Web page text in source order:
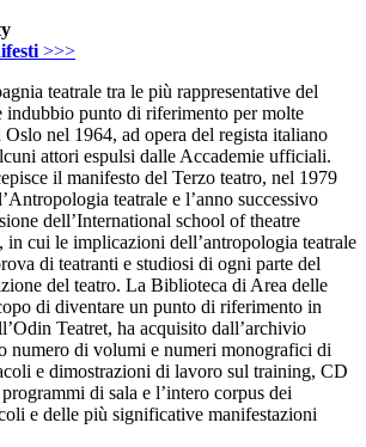
>>>
teatrale tra le più rappresentative del
indubbio punto di riferimento per molte
Oslo nel 1964, ad opera del regista italiano
attori espulsi dalle Accademie ufficiali.
il manifesto del Terzo teatro, nel 1979
teatrale e l’anno successivo
dell’International school of theatre
cui le implicazioni dell’antropologia teatrale
di teatranti e studiosi di ogni parte del
del teatro. La Biblioteca di Area delle
di diventare un punto di riferimento in
Teatret, ha acquisito dall’archivio
numero di volumi e numeri monografici di
e dimostrazioni di lavoro sul training, CD
di sala e l’intero corpus dei
e delle più significative manifestazioni